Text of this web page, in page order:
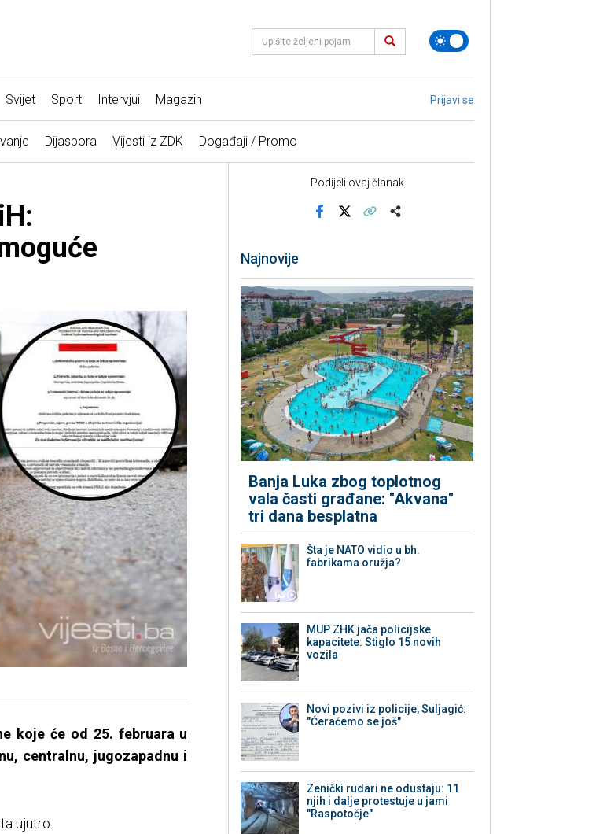
Svijet Sport Intervjui Magazin Prijavi se
Dijaspora Vijesti iz ZDK Događaji / Promo
koje će od 25. februara u
centralnu, jugozapadnu i
ujutro.
Podijeli ovaj članak
Najnovije
Banja Luka zbog toplotnog
vala časti građane: "Akvana"
tri dana besplatna
Šta je NATO vidio u bh.
fabrikama oružja?
MUP ZHK jača policijske
kapacitete: Stiglo 15 novih
vozila
Novi pozivi iz policije, Suljagić:
"Ćeraćemo se još"
Zenički rudari ne odustaju: 11
njih i dalje protestuje u jami
"Raspotočje"